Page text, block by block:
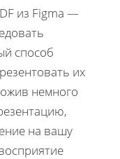
из Figma —
способ
их
немного
на вашу